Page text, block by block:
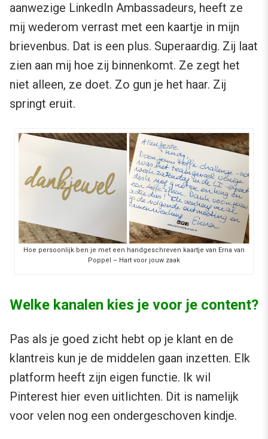
aanwezige LinkedIn Ambassadeurs, heeft ze
mij wederom verrast met een kaartje in mijn
brievenbus. Dat is een plus. Superaardig. Zij laat
zien aan mij hoe zij binnenkomt. Ze zegt het
niet alleen, ze doet. Zo gun je het haar. Zij
springt eruit.
Hoe persoonlijk ben je met een handgeschreven kaartje van Erna van
Poppel – Hart voor jouw zaak
Welke kanalen kies je voor je content?
Pas als je goed zicht hebt op je klant en de
klantreis kun je de middelen gaan inzetten. Elk
platform heeft zijn eigen functie. Ik wil
Pinterest hier even uitlichten. Dit is namelijk
voor velen nog een ondergeschoven kindje.